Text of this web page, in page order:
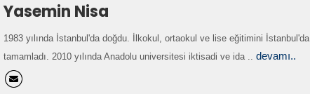
Yasemin Nisa
1983 yılında İstanbul'da doğdu. İlkokul, ortaokul ve lise eğitimini İstanbul'da
tamamladı. 2010 yılında Anadolu universitesi iktisadi ve ida .. devamı..